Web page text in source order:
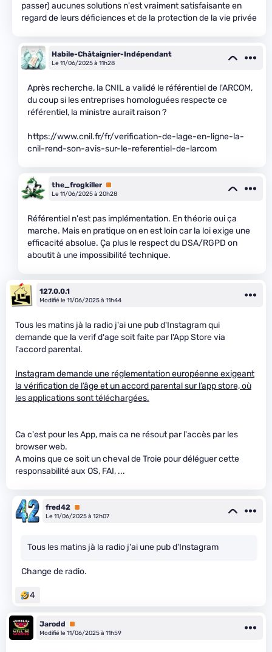
passer) aucunes solutions n'est vraiment satisfaisante en
regard de leurs déficiences et de la protection de la vie privée
Habile-Châtaignier-Indépendant
Le 11/06/2025 à 11h28
Après recherche, la CNIL a validé le référentiel de l'ARCOM,
du coup si les entreprises homologuées respecte ce
référentiel, la ministre aurait raison ?
https://www.cnil.fr/fr/verification-de-lage-en-ligne-la-
cnil-rend-son-avis-sur-le-referentiel-de-larcom
the_frogkiller Premium
Le 11/06/2025 à 20h28
Référentiel n'est pas implémentation. En théorie oui ça
marche. Mais en pratique on en est loin car la loi exige une
efficacité absolue. Ça plus le respect du DSA/RGPD on
aboutit à une impossibilité technique.
127.0.0.1
Modifié le 11/06/2025 à 11h44
Tous les matins jà la radio j'ai une pub d'Instagram qui
demande que la verif d'age soit faite par l'App Store via
l'accord parental.
Instagram demande une réglementation européenne exigeant
la vérification de l’âge et un accord parental sur l’app store, où
les applications sont téléchargées.
Ca c'est pour les App, mais ca ne résout par l'accès par les
browser web.
A moins que ce soit un cheval de Troie pour déléguer cette
responsabilité aux OS, FAI, ...
fred42 Premium
Le 11/06/2025 à 12h07
Tous les matins jà la radio j'ai une pub d'Instagram
Change de radio.
4
Jarodd
Premium
Modifié le 11/06/2025 à 11h59